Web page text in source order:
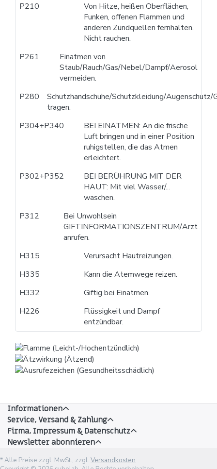
P210
Von Hitze, heißen Oberflächen,
Funken, offenen Flammen und
anderen Zündquellen fernhalten.
Nicht rauchen.
P261
Einatmen von
Staub/Rauch/Gas/Nebel/Dampf/Aerosol
vermeiden.
P280
Schutzhandschuhe/Schutzkleidung/Augenschutz/
tragen.
P304+P340
BEI EINATMEN: An die frische
Luft bringen und in einer Position
ruhigstellen, die das Atmen
erleichtert.
P302+P352
BEI BERÜHRUNG MIT DER
HAUT: Mit viel Wasser/...
waschen.
P312
Bei Unwohlsein
GIFTINFORMATIONSZENTRUM/Arzt
anrufen.
H315
Verursacht Hautreizungen.
H335
Kann die Atemwege reizen.
H332
Giftig bei Einatmen.
H226
Flüssigkeit und Dampf
entzündbar.
Informationen
Service, Versand & Zahlung
Firma, Impressum & Datenschutz
Newsletter abonnieren
* Alle Preise zzgl. MwSt., zzgl. Versandkosten